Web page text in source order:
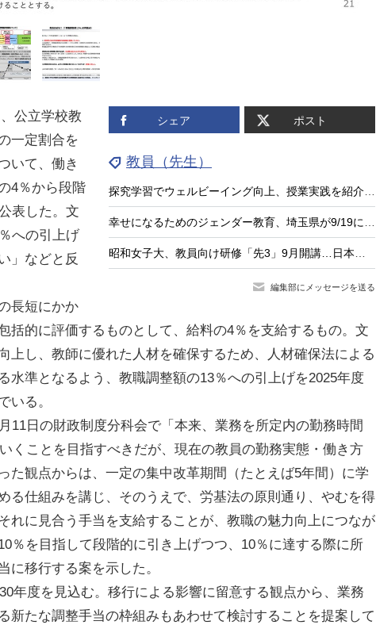
シェア ポスト
教員（先生）
探究学習でウェルビーイング向上、授業実践を紹介する中高教員向けセミナー8/26
幸せになるためのジェンダー教育、埼玉県が9/19に講演会
昭和女子大、教員向け研修「先3」9月開講…日本の教育の強みに着目
編集部にメッセージを送る
公立学校教
一定割合を
いて、働き
4％から段階
表した。文
への引上げ
」などと反
長短にかか
括的に評価するものとして、給料の4％を支給するもの。文
上し、教師に優れた人材を確保するため、人材確保法による
水準となるよう、教職調整額の13％への引上げを2025年度
いる。
11日の財政制度分科会で「本来、業務を所定内の勤務時間
くことを目指すべきだが、現在の教員の勤務実態・働き方
た観点からは、一定の集中改革期間（たとえば5年間）に学
る仕組みを講じ、そのうえで、労基法の原則通り、やむを得
れに見合う手当を支給することが、教職の魅力向上につなが
％を目指して段階的に引き上げつつ、10％に達する際に所
に移行する案を示した。
年度を見込む。移行による影響に留意する観点から、業務
新たな調整手当の枠組みもあわせて検討することを提案して